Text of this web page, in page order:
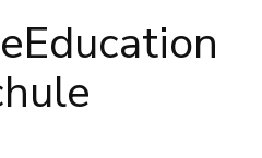
eEducation